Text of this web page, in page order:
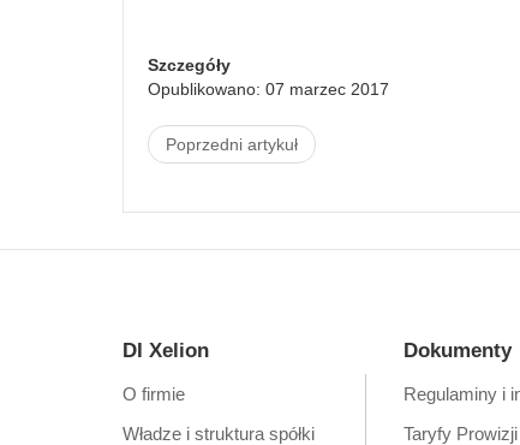
Szczegóły
Opublikowano: 07 marzec 2017
Poprzedni artykuł
DI Xelion
O firmie
Władze i struktura spółki
Dokumenty
Regulaminy i
Taryfy